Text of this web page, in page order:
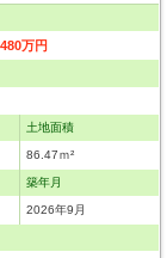
万円
土地面積
86.47ｍ²
築年月
2026年9月